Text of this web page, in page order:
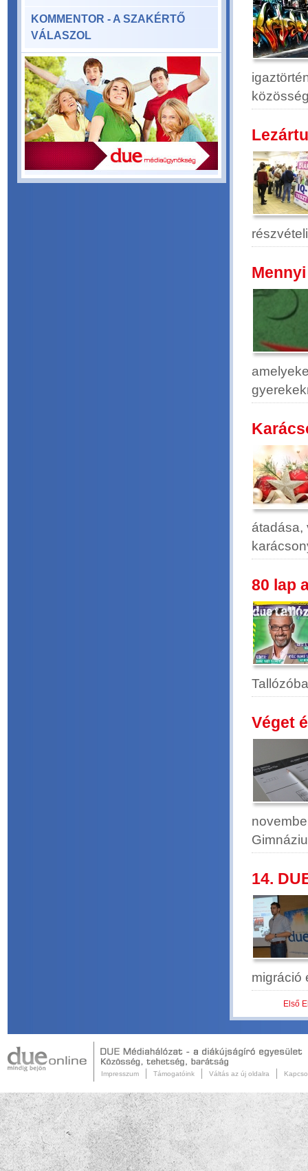
KOMMENTOR - A SZAKÉRTŐ
VÁLASZOL
átadása,
80 lap
Véget
14.
migráció
Első
Impresszum Támogatóink Váltás az új oldalra